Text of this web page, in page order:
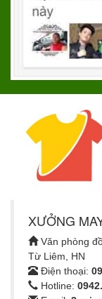
XƯỞNG
Văn phòng
Từ Liêm, HN
Điện thoại:
Hotline: